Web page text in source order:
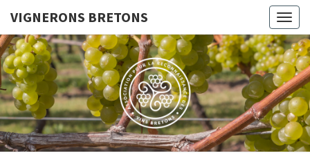
VIGNERONS BRETONS
Le Site De
L'Association
Pour La
Reconnaissance
Des Vins
Bretons